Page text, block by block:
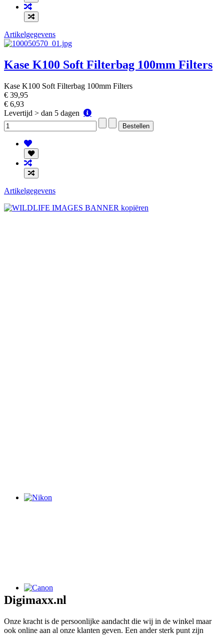
Artikelgegevens
Kase K100 Soft Filterbag 100mm Filters
Kase K100 Soft Filterbag 100mm Filters
€ 39,95
€ 6,93
Levertijd > dan 5 dagen
Levertijd
>
dan
Artikelgegevens
Digimaxx.nl
Onze kracht is de persoonlijke aandacht die wij in de winkel maar
ook online aan al onze klanten geven. Een ander sterk punt zijn